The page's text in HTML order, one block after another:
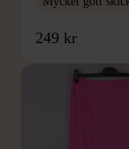
249 kr